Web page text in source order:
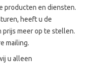
producten en diensten.
heeft u de
meer op te stellen.
mailing.
u alleen